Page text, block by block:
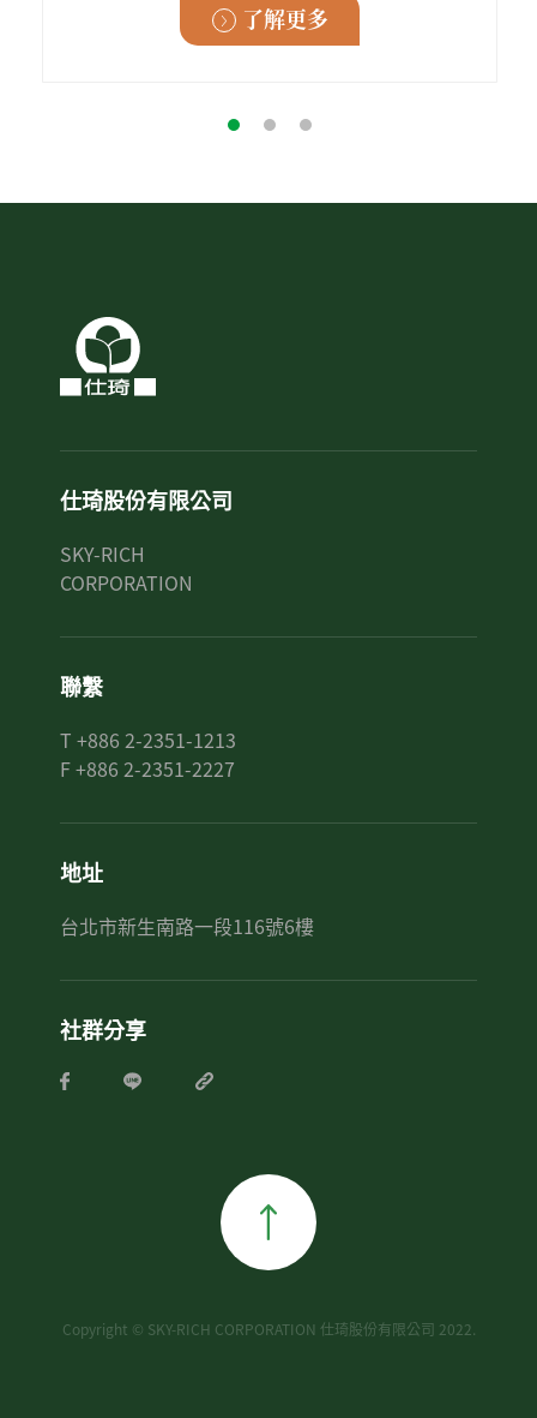
了解更多
仕琦股份有限公司
SKY-RICH
CORPORATION
聯繫
T +886 2-2351-1213
F +886 2-2351-2227
地址
台北市新生南路一段116號6樓
社群分享
Copyright © SKY-RICH CORPORATION 仕琦股份有限公司 2022.